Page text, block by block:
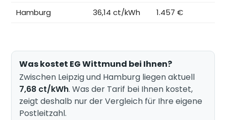
Hamburg
36,14 ct/kWh 1.457 €
Was kostet EG Wittmund bei Ihnen?
Zwischen Leipzig und Hamburg liegen aktuell
7,68 ct/kWh. Was der Tarif bei Ihnen kostet,
zeigt deshalb nur der Vergleich für Ihre eigene
Postleitzahl.